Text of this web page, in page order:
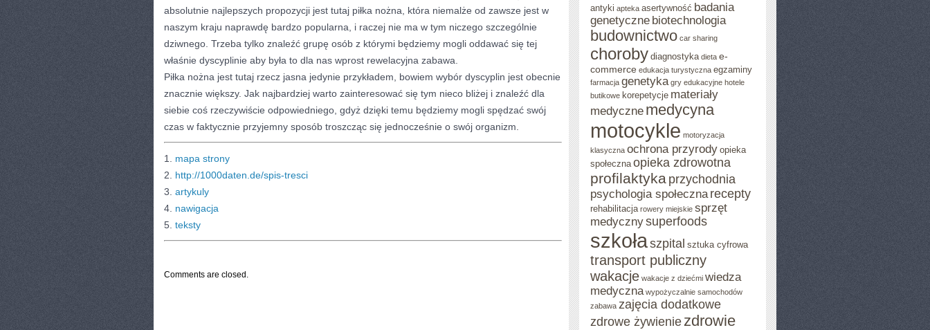
absolutnie najlepszych propozycji jest tutaj piłka nożna, która niemalże od zawsze jest w
naszym kraju naprawdę bardzo popularna, i raczej nie ma w tym niczego szczególnie
dziwnego. Trzeba tylko znaleźć grupę osób z którymi będziemy mogli oddawać się tej
właśnie dyscyplinie aby była to dla nas wprost rewelacyjna zabawa.
Piłka nożna jest tutaj rzecz jasna jedynie przykładem, bowiem wybór dyscyplin jest obecnie
znacznie większy. Jak najbardziej warto zainteresować się tym nieco bliżej i znaleźć dla
siebie coś rzeczywiście odpowiedniego, gdyż dzięki temu będziemy mogli spędzać swój
czas w faktycznie przyjemny sposób troszcząc się jednocześnie o swój organizm.
1. mapa strony
2. http://1000daten.de/spis-tresci
3. artykuly
4. nawigacja
5. teksty
Comments are closed.
antyki apteka asertywność badania
genetyczne biotechnologia
budownictwo car sharing
choroby diagnostyka dieta e-
commerce edukacja turystyczna egzaminy
farmacja genetyka gry edukacyjne hotele
butikowe korepetycje materiały
medyczne medycyna
motocykle motoryzacja
klasyczna ochrona przyrody opieka
społeczna opieka zdrowotna
profilaktyka przychodnia
psychologia społeczna recepty
rehabilitacja rowery miejskie sprzęt
medycznysuperfoods
szkołaszpital sztuka cyfrowa
transport publiczny
wakacje wakacje z dziećmi wiedza
medyczna wypożyczalnie samochodów
zabawa zajęcia dodatkowe
zdrowe żywienie zdrowie